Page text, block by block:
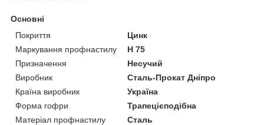
Основні
Покриття
Цинк
Маркування профнастилу
Н 75
Призначення
Несучий
Виробник
Сталь-Прокат Дніпро
Країна виробник
Україна
Форма гофри
Трапецієподібна
Матеріал профнастилу
Сталь